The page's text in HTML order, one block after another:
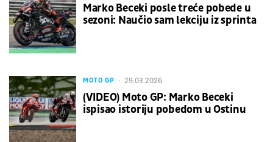
Marko Beceki posle treće pobede u
sezoni: Naučio sam lekciju iz sprinta
MOTO GP 29.03.2026
(VIDEO) Moto GP: Marko Beceki
ispisao istoriju pobedom u Ostinu